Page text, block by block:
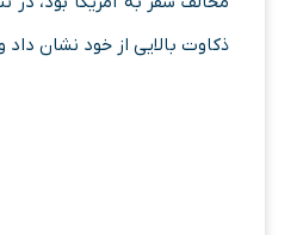
ذکاوت بالایی از خود نشان داد